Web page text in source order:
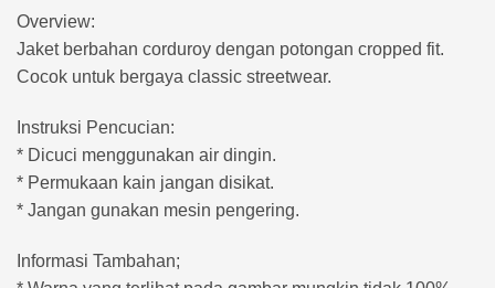
Overview:
Jaket berbahan corduroy dengan potongan cropped fit.
Cocok untuk bergaya classic streetwear.
Instruksi Pencucian:
* Dicuci menggunakan air dingin.
* Permukaan kain jangan disikat.
* Jangan gunakan mesin pengering.
Informasi Tambahan;